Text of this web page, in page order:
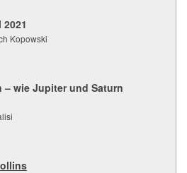
Kopowski
– wie Jupiter und Saturn